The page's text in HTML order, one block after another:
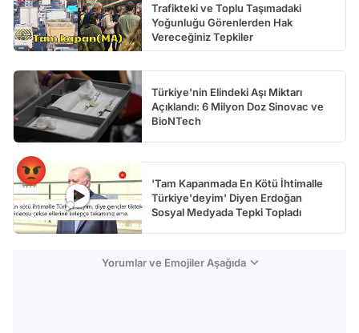
Trafikteki ve Toplu Taşımadaki
Yoğunluğu Görenlerden Hak
Vereceğiniz Tepkiler
Türkiye'nin Elindeki Aşı Miktarı
Açıklandı: 6 Milyon Doz Sinovac ve
BioNTech
'Tam Kapanmada En Kötü İhtimalle
Türkiye'deyim' Diyen Erdoğan
Sosyal Medyada Tepki Topladı
Yorumlar ve Emojiler Aşağıda